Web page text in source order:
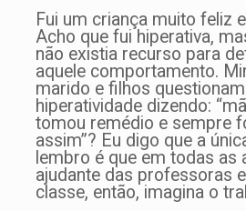
Fui um criança muito feliz
Acho que fui hiperativa,
não existia recurso para
aquele comportamento.
marido e filhos
hiperatividade dizendo:
tomou remédio e sempre
assim”? Eu digo que a
lembro é que em todas as
ajudante das professoras
classe, então, imagina o